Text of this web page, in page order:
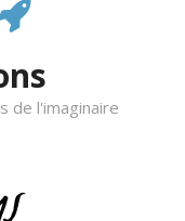
de l'imaginaire